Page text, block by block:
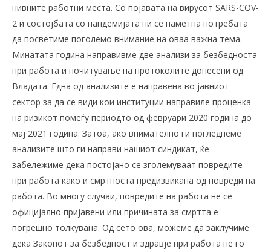
нивните работни места. Со појавата на вирусот SARS-COV-
2 и состојбата со пандемијата ни се наметна потребата
да посветиме поголемо внимание на оваа важна тема.
Минатата година направивме две анализи за безбедноста
при работа и почитување на протоколите донесени од
Владата. Една од анализите е направена во јавниот
сектор за да се види кои институции направиле проценка
на ризикот помеѓу периодто од февруари 2020 година до
мај 2021 година. Затоа, ако внимателно ги погледнеме
анализите што ги направи нашиот синдикат, ќе
забележиме дека постојано се зголемуваат повредите
при работа како и смртноста предизвикана од повреди на
работа. Во многу случаи, повредите на работа не се
официјално пријавени или причината за смртта е
погрешно толкувана. Од сето ова, можеме да заклучиме
дека Законот за безбедност и здравје при работа не го